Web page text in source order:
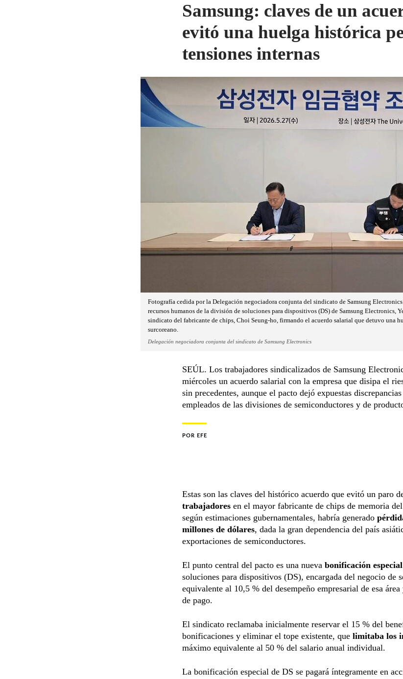
Samsung: claves de un
evitó una huelga histórica
tensiones internas
Fotografía cedida por la Delegación negociadora conjunta del sindicato de Samsung
recursos humanos de la división de soluciones para dispositivos (DS) de Samsung Electronics,
sindicato del fabricante de chips, Choi Seung-ho, firmando el acuerdo salarial que detuvo una
surcoreano.
Delegación negociadora conjunta del sindicato de Samsung Electronics
SEÚL. Los trabajadores sindicalizados de Samsung
miércoles un acuerdo salarial con la empresa que disipa el
sin precedentes, aunque el pacto dejó expuestas
empleados de las divisiones de semiconductores y de
POR EFE
Estas son las claves del histórico acuerdo que evitó un paro
trabajadores en el mayor fabricante de chips de memoria
según estimaciones gubernamentales, habría generado
millones de dólares, dada la gran dependencia del país
exportaciones de semiconductores.
El punto central del pacto es una nueva bonificación especial
soluciones para dispositivos (DS), encargada del negocio de
equivalente al 10,5 % del desempeño empresarial de esa
de pago.
El sindicato reclamaba inicialmente reservar el 15 % del
bonificaciones y eliminar el tope existente, que limitaba los
máximo equivalente al 50 % del salario anual individual.
La bonificación especial de DS se pagará íntegramente en